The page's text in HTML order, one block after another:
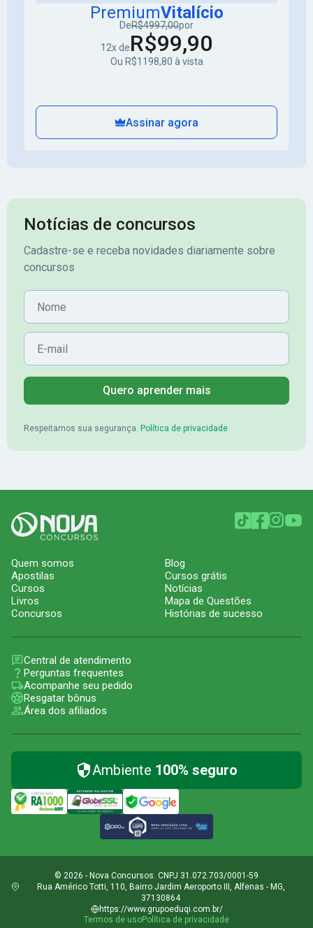
PremiumVitalício
DeR$4997,00por
12x deR$99,90
Ou R$1198,80 à vista
Assinar agora
Notícias de concursos
Cadastre-se e receba novidades diariamente sobre
concursos
Nome
E-mail
Quero aprender mais
Respeitamos sua segurança. Política de privacidade
Quem somos
Apostilas
Cursos
Livros
Concursos
Blog
Cursos grátis
Notícias
Mapa de Questões
Histórias de sucesso
Central de atendimento
Perguntas frequentes
Acompanhe seu pedido
Resgatar bônus
Área dos afiliados
Ambiente 100% seguro
© 2026 - Nova Concursos. CNPJ 31.072.703/0001-59
Rua Américo Totti, 110, Bairro Jardim Aeroporto III, Alfenas - MG,
37130864
https://www.grupoeduqi.com.br/
Termos de usoPolítica de privacidade